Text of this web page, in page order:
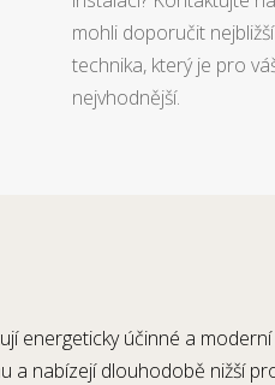
mohli doporučit
technika, který je pro
nejvhodnější.
energeticky účinné a
nabízejí dlouhodobě nižší